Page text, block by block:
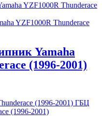
YZF1000R Thunderace
Yamaha
(1996-2001)
ГБЦ
(1996-2001)